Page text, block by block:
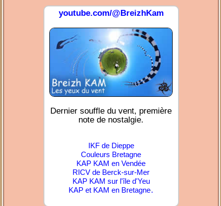
youtube.com/@BreizhKam
Dernier souffle du vent, première
note de nostalgie.
IKF de Dieppe
Couleurs Bretagne
KAP KAM en Vendée
RICV de Berck-sur-Mer
KAP KAM sur l'île d'Yeu
KAP et KAM en Bretagne.